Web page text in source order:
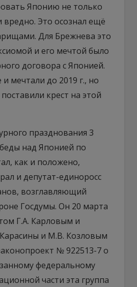
Японию не только
вредно. Это осознал ещё
Для Брежнева это
и его мечтой было
договора с Японией.
мечтали до 2019 г., но
крест на этой
празднования 3
над Японией по
как и положено,
и депутат-единоросс
возглавляющий
Госдумы. Он 20 марта
Г.А. Карловым и
и М.В. Козловым
№ 922513-7 о
федеральному
части эта группа